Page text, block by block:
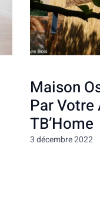
Maison
Par
TB’Home
3 décembre 2022